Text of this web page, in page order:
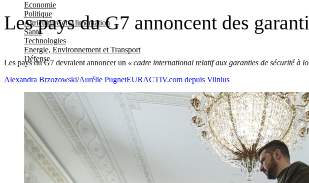
Economie
Politique
Agriculture et Alimentation
Santé
Technologies
Energie, Environnement et Transport
Défense
Les pays du G7 annoncent des
Les pays du G7 devraient annoncer un « cadre international relatif aux garanties de sécurité à
Alexandra Brzozowski/Aurélie PugnetEURACTIV.com depuis Vilnius